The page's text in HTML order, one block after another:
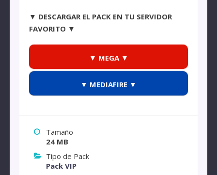
▼ DESCARGAR EL PACK EN TU SERVIDOR
FAVORITO ▼
▼ MEGA ▼
▼ MEDIAFIRE ▼
Tamaño
24 MB
Tipo de Pack
Pack VIP